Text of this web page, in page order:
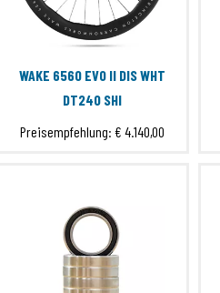
WAKE 6560 EVO II DIS WHT
DT240 SHI
Preisempfehlung: € 4.140,00